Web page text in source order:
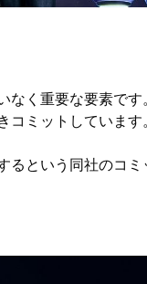
なく重要な要素で
ミットしています。
るという同社のコ